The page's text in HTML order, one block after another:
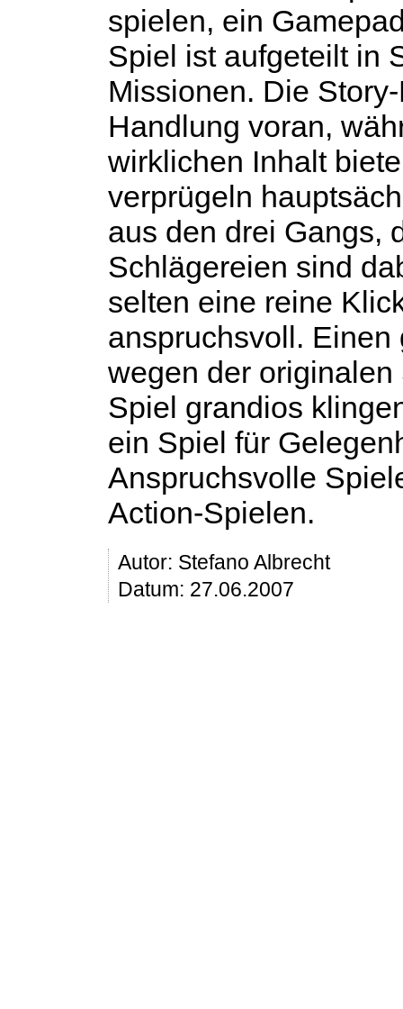
spielen, ein
Spiel ist aufgeteilt in
Missionen. Die
Handlung voran,
wirklichen Inhalt
verprügeln
aus den drei Gangs,
Schlägereien sind
selten eine reine
anspruchsvoll.
wegen der
Spiel grandios
ein Spiel für
Anspruchsvolle
Action-Spielen.
Autor: Stefano Albrecht
Datum: 27.06.2007